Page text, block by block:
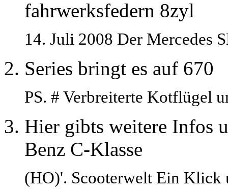
fahrwerksfedern 8zyl
14. Juli 2008 Der Mercedes
Series bringt es auf 670
PS. # Verbreiterte Kotflügel
Hier gibts weitere Infos
Benz C-Klasse
(HO)'. Scooterwelt Ein Klick